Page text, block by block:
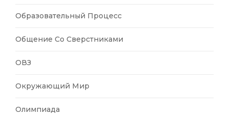
Образовательный Процесс
Общение Со Сверстниками
ОВЗ
Окружающий Мир
Олимпиада